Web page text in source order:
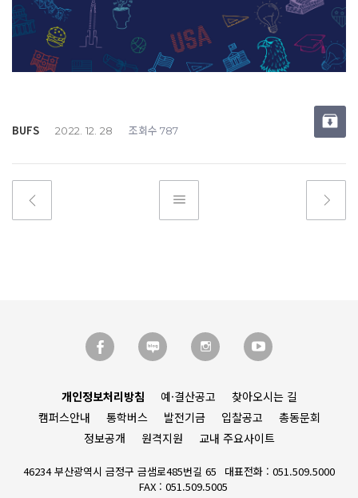
BUFS 2022. 12. 28 조회수 787
개인정보처리방침 예·결산공고
찾아오시는 길
캠퍼스안내
통학버스 발전기금 입찰공고
총동문회
정보공개
원격지원 교내 주요사이트
46234 부산광역시 금정구 금샘로485번길 65
대표전화 : 051.509.5000
FAX : 051.509.5005